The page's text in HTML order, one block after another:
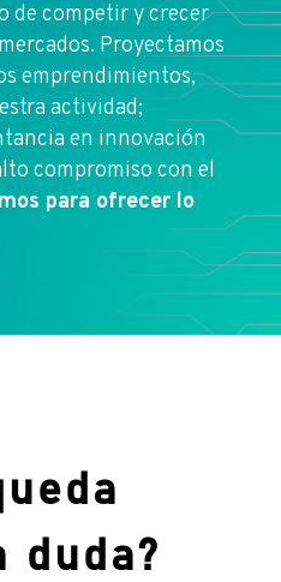
de competir y crecer
Proyectamos
emprendimientos,
actividad;
en innovación
compromiso con el
para ofrecer lo
duda?